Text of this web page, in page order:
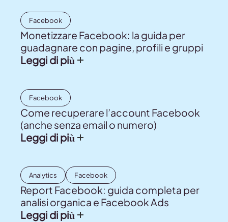
Facebook
Monetizzare Facebook: la guida per
guadagnare con pagine, profili e gruppi
Leggi di più
Facebook
Come recuperare l’account Facebook
(anche senza email o numero)
Leggi di più
Analytics Facebook
Report Facebook: guida completa per
analisi organica e Facebook Ads
Leggi di più